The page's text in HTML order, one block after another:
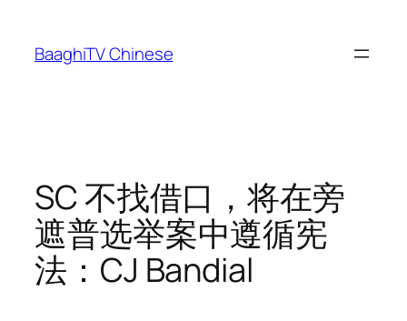
content
BaaghiTV Chinese
SC 不找借口，将在旁
遮普选举案中遵循宪
法：CJ Bandial